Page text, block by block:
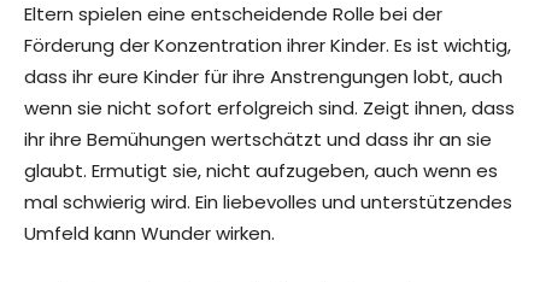
Eltern spielen eine entscheidende Rolle bei der
Förderung der Konzentration ihrer Kinder. Es ist wichtig,
dass ihr eure Kinder für ihre Anstrengungen lobt, auch
wenn sie nicht sofort erfolgreich sind. Zeigt ihnen, dass
ihr ihre Bemühungen wertschätzt und dass ihr an sie
glaubt. Ermutigt sie, nicht aufzugeben, auch wenn es
mal schwierig wird. Ein liebevolles und unterstützendes
Umfeld kann Wunder wirken.